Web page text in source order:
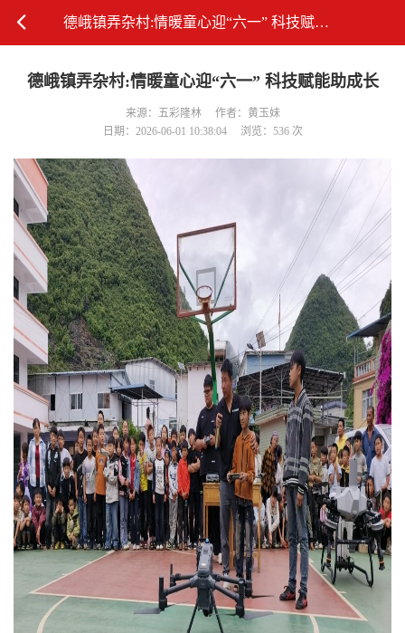
德峨镇弄杂村:情暖童心迎“六一” 科技赋能助成长
德峨镇弄杂村:情暖童心迎“六一” 科技赋能助成长
来源：五彩隆林
作者：黄玉妹
日期：2026-06-01 10:38:04
浏览：536 次